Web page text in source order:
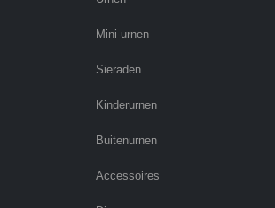
Mini-urnen
Sieraden
Kinderurnen
Buitenurnen
Accessoires